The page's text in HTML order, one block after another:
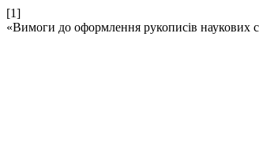
[1]
«Вимоги до оформлення рукописів наукових